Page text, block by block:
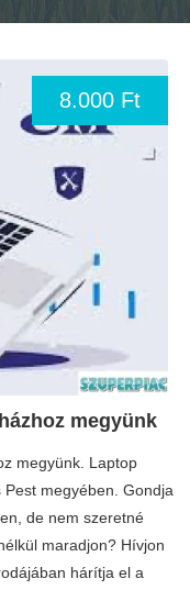
8.000 Ft
megyünk
megyünk. Laptop
megyében. Gondja
de nem szeretné
maradjon? Hívjon
hárítja el a